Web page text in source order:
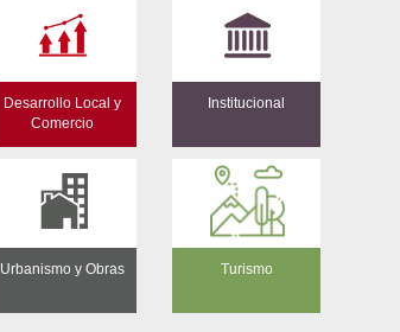
Desarrollo Local y
Comercio
Institucional
Urbanismo y Obras Turismo